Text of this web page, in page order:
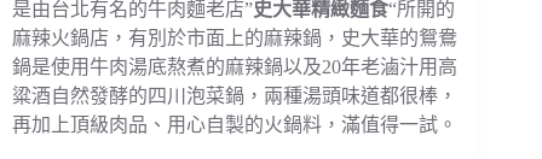
是由台北有名的牛肉麵老店”史大華精緻麵食“所開的
麻辣火鍋店，有別於市面上的麻辣鍋，史大華的鴛鴦
鍋是使用牛肉湯底熬煮的麻辣鍋以及20年老滷汁用高
粱酒自然發酵的四川泡菜鍋，兩種湯頭味道都很棒，
再加上頂級肉品、用心自製的火鍋料，滿值得一試。